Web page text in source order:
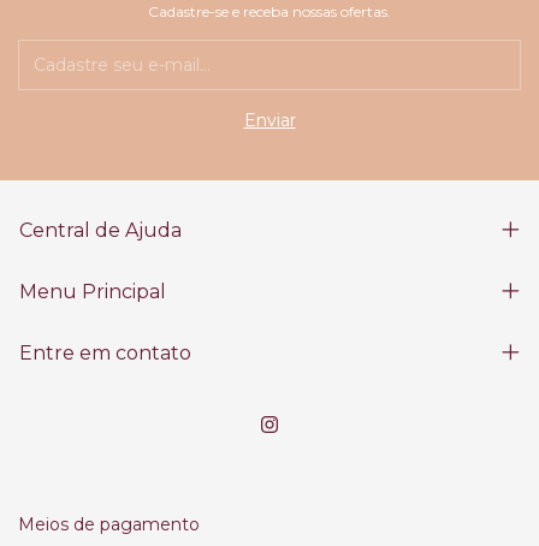
Cadastre-se e receba nossas ofertas.
Central de Ajuda
Menu Principal
Entre em contato
Meios de pagamento